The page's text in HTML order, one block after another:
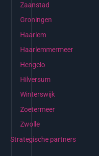
Zaanstad
Groningen
Haarlem
Haarlemmermeer
Hengelo
Hilversum
Winterswijk
Zoetermeer
Zwolle
Strategische partners